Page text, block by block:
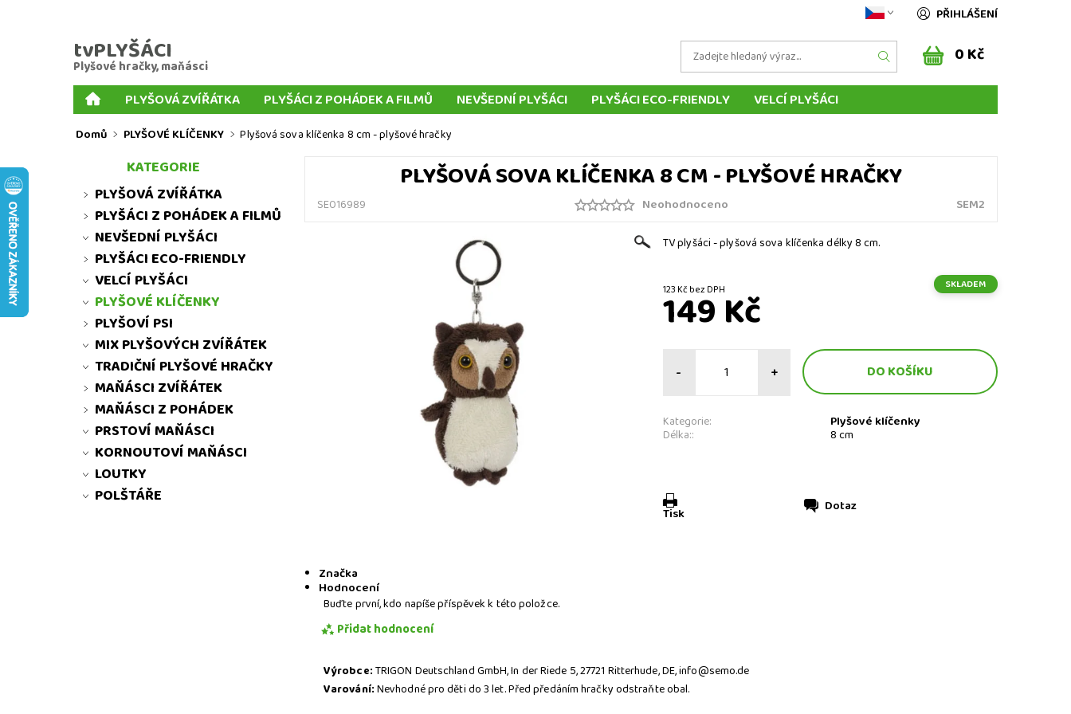
PŘIHLÁŠENÍ
tvPLYŠÁCI
Plyšové hračky, maňásci 0 Kč
PLYŠOVÁ ZVÍŘÁTKA PLYŠÁCI Z POHÁDEK A FILMŮ NEVŠEDNÍ PLYŠÁCI PLYŠÁCI ECO-FRIENDLY
VELCÍ PLYŠÁCI
PLYŠOVÉ KLÍČENKY
PLYŠOVÍ PSI MIX PLYŠOVÝCH ZVÍŘÁTEK
MNOŽSTEVNÍ SLEVY
KONTAKT
Domů PLYŠOVÉ KLÍČENKY Plyšová sova klíčenka 8 cm - plyšové hračky
PLYŠOVÁ SOVA KLÍČENKA 8 CM - PLYŠOVÉ HRAČKY
SE016989 Neohodnoceno SEM2
TV plyšáci - plyšová sova klíčenka délky 8 cm.
123 Kč bez DPH SKLADEM
149 Kč
- +
Kategorie: Plyšové klíčenky
Délka:: 8 cm
Tisk Dotaz
Značka
Hodnocení
Buďte první, kdo napíše příspěvek k této položce.
Přidat hodnocení
Výrobce:TRIGON Deutschland GmbH, In der Riede 5, 27721 Ritterhude, DE, info@semo.de
Varování:Nevhodné pro děti do 3 let. Před předáním hračky odstraňte obal.
KATEGORIE
PLYŠOVÁ ZVÍŘÁTKA
PLYŠÁCI Z POHÁDEK A FILMŮ
NEVŠEDNÍ PLYŠÁCI
PLYŠÁCI ECO-FRIENDLY
VELCÍ PLYŠÁCI
PLYŠOVÉ KLÍČENKY
PLYŠOVÍ PSI
MIX PLYŠOVÝCH ZVÍŘÁTEK
TRADIČNÍ PLYŠOVÉ HRAČKY
MAŇÁSCI ZVÍŘÁTEK
MAŇÁSCI Z POHÁDEK
PRSTOVÍ MAŇÁSCI
KORNOUTOVÍ MAŇÁSCI
LOUTKY
POLŠTÁŘE